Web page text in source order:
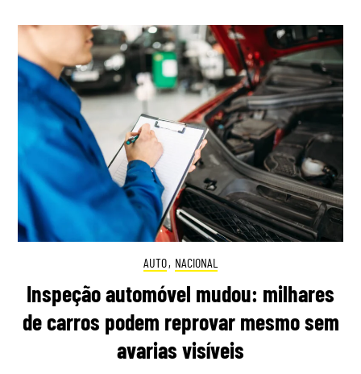
AUTO, NACIONAL
Inspeção automóvel mudou: milhares
de carros podem reprovar mesmo sem
avarias visíveis